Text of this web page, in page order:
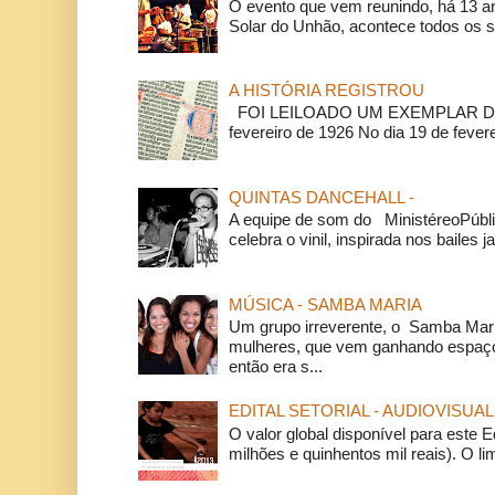
O evento que vem reunindo, há 13
Solar do Unhão, acontece todos os
A HISTÓRIA REGISTROU
FOI LEILOADO UM EXEMPLAR
fevereiro de 1926 No dia 19 de
QUINTAS DANCEHALL -
A equipe de som do
celebra o vinil, inspirada nos bailes
MÚSICA - SAMBA MARIA
Um grupo irreverente, o Samba
mulheres, que vem ganhando
então era s...
EDITAL SETORIAL - AUDIOVISUAL
O valor global disponível para este
milhões e quinhentos mil reais). O